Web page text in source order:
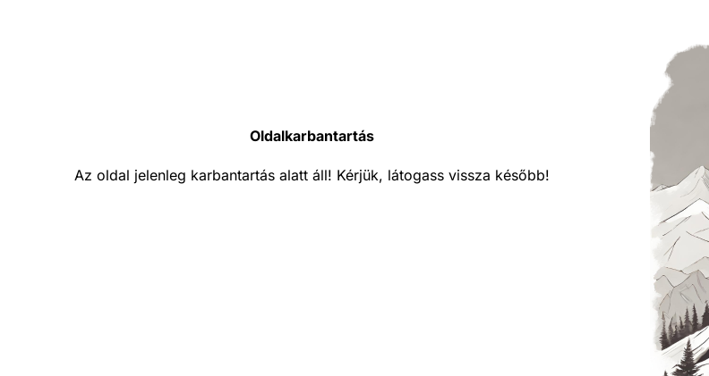
Oldalkarbantartás
Az oldal jelenleg karbantartás alatt áll! Kérjük, látogass vissza később!